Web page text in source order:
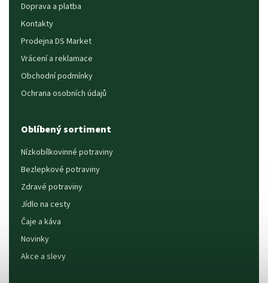
Doprava a platba
Kontakty
Prodejna DS Market
Vrácení a reklamace
Obchodní podmínky
Ochrana osobních údajů
Oblíbený sortiment
Nízkobílkovinné potraviny
Bezlepkové potraviny
Zdravé potraviny
Jídlo na cesty
Čaje a káva
Novinky
Akce a slevy